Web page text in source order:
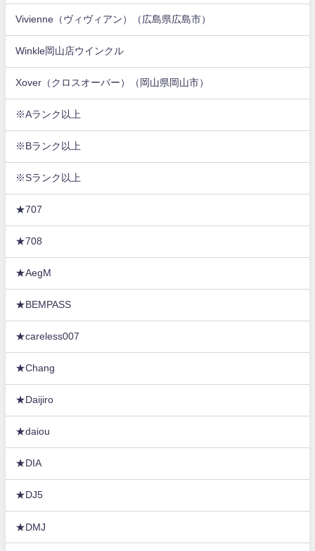
Vivienne（ヴィヴィアン）（広島県広島市）
Winkle岡山店ウインクル
Xover（クロスオーバー）（岡山県岡山市）
※Aランク以上
※Bランク以上
※Sランク以上
★707
★708
★AegM
★BEMPASS
★careless007
★Chang
★Daijiro
★daiou
★DIA
★DJ5
★DMJ